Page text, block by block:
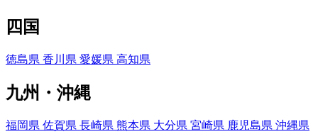
四国
徳島県 香川県 愛媛県 高知県
九州・沖縄
福岡県 佐賀県 長崎県 熊本県 大分県 宮崎県 鹿児島県 沖縄県